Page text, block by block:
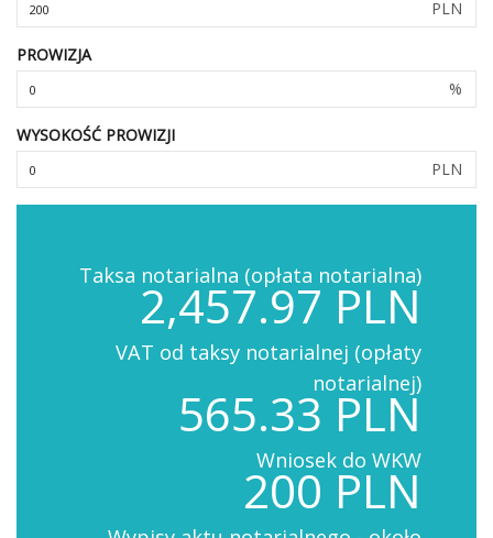
PLN
PROWIZJA
%
WYSOKOŚĆ PROWIZJI
PLN
Taksa notarialna (opłata notarialna)
2,457.97 PLN
VAT od taksy notarialnej (opłaty
notarialnej)
565.33 PLN
Wniosek do WKW
200 PLN